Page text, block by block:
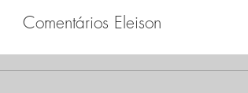
Comentários Eleison
dos Papas